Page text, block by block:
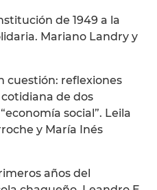
de 1949 a la
Mariano Landry y
cuestión: reflexiones
de dos
social”. Leila
y María Inés
años del